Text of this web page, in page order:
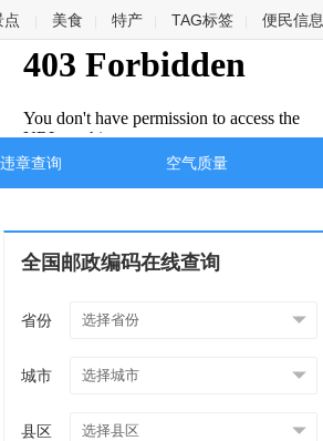
点 美食 特产 TAG标签 便民信息
违章查询 空气质量
全国邮政编码在线查询
省份
城市
县区